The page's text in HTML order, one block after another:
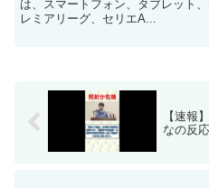
は、スマートフォン、タブレット
レミアリーグ、セリエA...
【速報
なの反